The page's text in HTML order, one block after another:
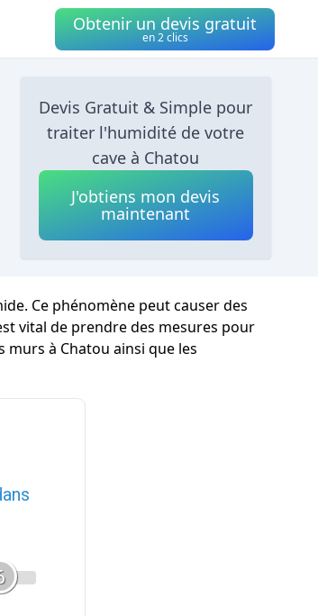
Obtenir un devis gratuit
en 2 clics
Devis Gratuit & Simple pour
traiter l'humidité de votre
cave à Chatou
J'obtiens mon devis
maintenant
Ce phénomène peut causer des
vital de prendre des mesures pour
à Chatou ainsi que les